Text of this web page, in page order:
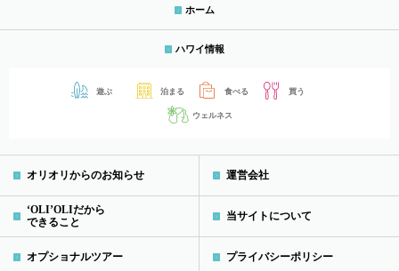
ホーム
ハワイ情報
遊ぶ 泊まる 食べる 買う
ウェルネス
オリオリからのお知らせ
‘OLI’OLIだから
できること
オプショナルツアー
運営会社
当サイトについて
プライバシーポリシー